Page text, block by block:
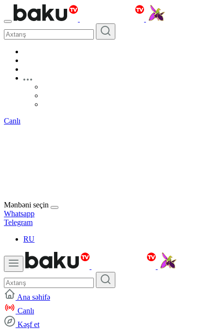
Canlı
Mənbəni seçin
Whatsapp
Telegram
RU
Ana səhifə
Canlı
Kəşf et